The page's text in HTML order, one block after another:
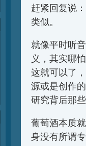
赶紧回复说
类似。
就像平时听
义，其实哪
这就可以了
源或是创作
研究背后那
葡萄酒本质
身没有所谓